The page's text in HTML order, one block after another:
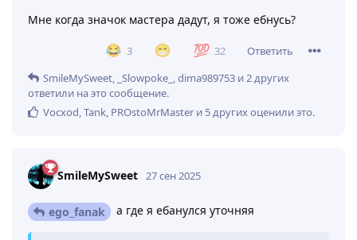
Мне когда значок мастера дадут, я тоже ебнусь?
3 32
Ответить
SmileMySweet, _Slowpoke_ ,dima989753 и2других
ответили на это сообщение.
Vocxod,Tank, PROstoMrMaster и 5другихоценили это.
SmileMySweet 27 сен 2025
ego_fanak а где я ебанулся уточняя